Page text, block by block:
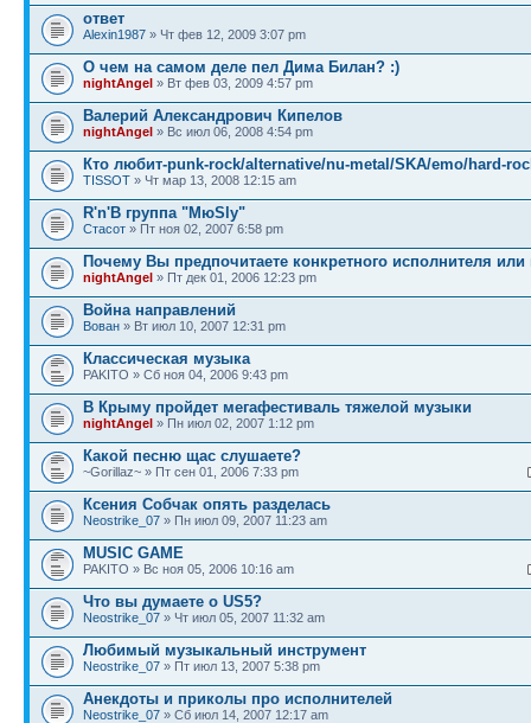
ответ
Alexin1987 » Чт фев 12, 2009 3:07 pm
О чем на самом деле пел Дима Билан? :)
nightAngel » Вт фев 03, 2009 4:57 pm
Валерий Александрович Кипелов
nightAngel » Вс июл 06, 2008 4:54 pm
Кто любит-punk-rock/alternative/nu-metal/SKA/emo/hard-
TISSOT » Чт мар 13, 2008 12:15 am
R'n'B группа "МюSly"
Стасот » Пт ноя 02, 2007 6:58 pm
Почему Вы предпочитаете конкретного исполнителя
nightAngel » Пт дек 01, 2006 12:23 pm
Война направлений
Вован » Вт июл 10, 2007 12:31 pm
Классическая музыка
PAKITO » Сб ноя 04, 2006 9:43 pm
В Крыму пройдет мегафестиваль тяжелой музыки
nightAngel » Пн июл 02, 2007 1:12 pm
Какой песню щас слушаете?
~Gorillaz~ » Пт сен 01, 2006 7:33 pm
Ксения Собчак опять разделась
Neostrike_07 » Пн июл 09, 2007 11:23 am
MUSIC GAME
PAKITO » Вс ноя 05, 2006 10:16 am
Что вы думаете о US5?
Neostrike_07 » Чт июл 05, 2007 11:32 am
Любимый музыкальный инструмент
Neostrike_07 » Пт июл 13, 2007 5:38 pm
Анекдоты и приколы про исполнителей
Neostrike_07 » Сб июл 14, 2007 12:17 am